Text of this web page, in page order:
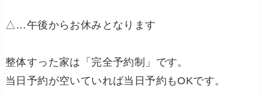
△…午後からお休みとなります
整体すった家は「完全予約制」です。
当日予約が空いていれば当日予約もOKです。